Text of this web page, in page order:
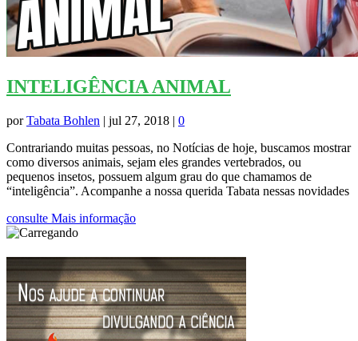
INTELIGÊNCIA ANIMAL
porTabata Bohlen | jul 27, 2018 | 0
Contrariando muitas pessoas, no Notícias de hoje, buscamos mostrar
como diversos animais, sejam eles grandes vertebrados, ou
pequenos insetos, possuem algum grau do que chamamos de
“inteligência”. Acompanhe a nossa querida Tabata nessas novidades
consulte Mais informação